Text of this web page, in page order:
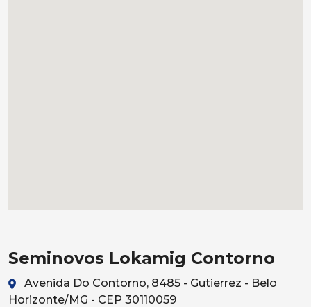
Seminovos Lokamig Contorno
Avenida Do Contorno, 8485 - Gutierrez - Belo
Horizonte/MG - CEP 30110059